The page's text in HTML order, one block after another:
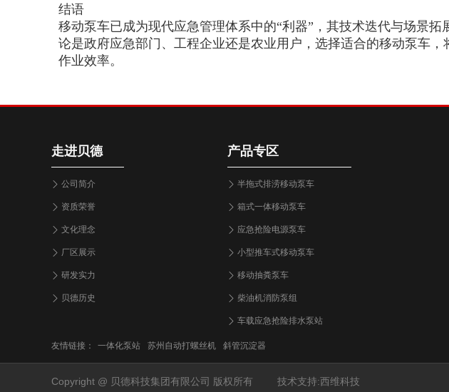
结语
移动泵车已成为现代应急管理体系中的“利器”，其技术迭代与场景拓
论是政府应急部门、工程企业还是农业用户，选择适合的移动泵车
作业效率。
走进贝德
公司简介
资质荣誉
文化理念
厂区展示
研发实力
贝德历史
产品专区
半拖式排涝移动泵车
箱式一体移动泵车
应急抢险电源泵车
小型推车式移动泵车
移动抽粪泵车
柴油机消防泵组
车载应急抢险排水泵站
友情链接： 一体化泵站 苏州自动打螺丝机 斜管沉淀器
Copyright @ 贝德科技集团有限公司 版权所有 技术支持:西维科技